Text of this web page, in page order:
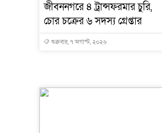
জীবননগরে ৪ ট্রান্সফরমার চুরি,
চোর চক্রের ৬ সদস্য গ্রেপ্তার
শুক্রবার, ৭ অগাস্ট, ২০২৬